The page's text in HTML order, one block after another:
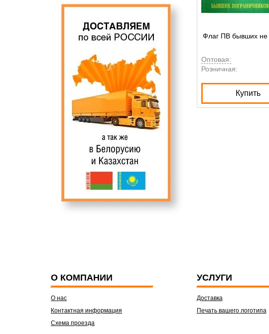
Флаг ПВ бывших не
Оптовая:
Розничная:
Купить
О КОМПАНИИ
О нас
Контактная информация
Схема проезда
УСЛУГИ
Доставка
Печать вашего логотипа